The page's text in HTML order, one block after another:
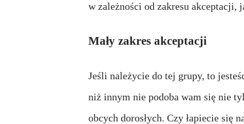
w zależności od zakresu akceptacji,
Mały zakres akceptacji
Jeśli należycie do tej grupy, to
niż innym nie podoba wam się nie
obcych dorosłych. Czy łapiecie się